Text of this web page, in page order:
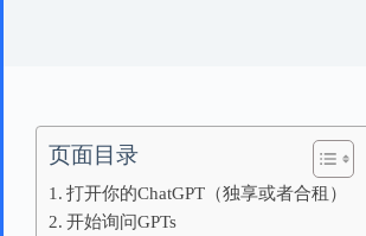
页面目录
打开你的ChatGPT（独享或者合租）
开始询问GPTs